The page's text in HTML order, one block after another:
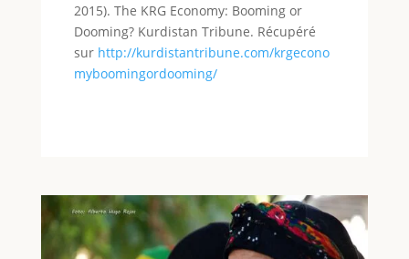
2015). The KRG Economy: Booming or
Dooming? Kurdistan Tribune. Récupéré
sur http://kurdistantribune.com/krgecono
myboomingordooming/